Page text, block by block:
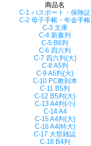
商品名
C-1 パスポート・保険証
C-2 母子手帳・年金手帳
C-3 文庫
C-4 新書判
C-5 B6判
C-6 四六判
C-7 四六判(大)
C-8 A5判
C-9 A5判(大)
C-10 PC教則本
C-11 B5判
C-12 B5判(大)
C-13 A4判(小)
C-14 A4
C-15 A4判(大)
C-16 A4(特大)
C-17 大型雑誌
C-18 B4判